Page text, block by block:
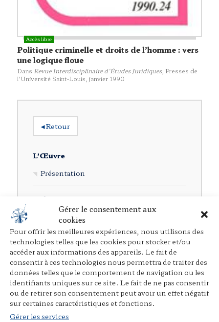
Gérer le consentement aux
cookies
Pour offrir les meilleures expériences, nous utilisons des
technologies telles que les cookies pour stocker et/ou
accéder aux informations des appareils. Le fait de
consentir à ces technologies nous permettra de traiter des
données telles que le comportement de navigation ou les
identifiants uniques sur ce site. Le fait de ne pas consentir
ou de retirer son consentement peut avoir un effet négatif
sur certaines caractéristiques et fonctions.
Gérer les services
Politique criminelle et droits de l’homme : vers
une logique floue
Dans Revue Interdisciplinaire d’Études Juridiques, Presses de
l’Université Saint-Louis , janvier 1990
◂Retour
L’Œuvre
Présentation
Rubriques
Ouvrages individuels
Direction d’ouvrages collectifs
Participation à des ouvrages collectifs
Articles dans des revues juridiques
Avant-propos, préfaces, postfaces,
comptes rendus
Cours, colloques, conférences, tables